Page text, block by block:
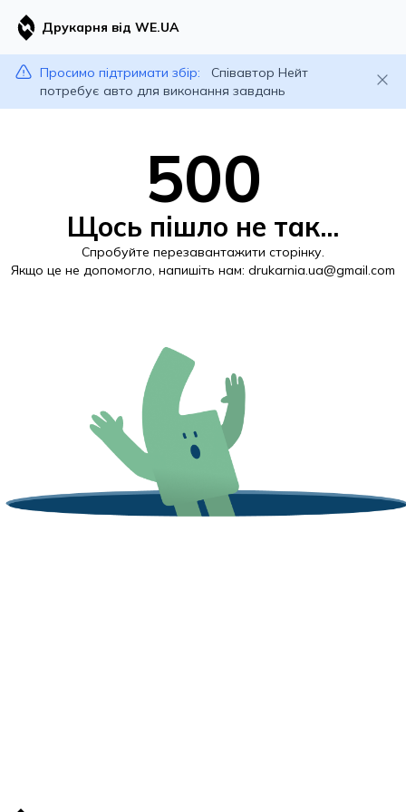
Друкарня від WE.UA
Просимо підтримати збір:
Співавтор Нейт
потребує авто для виконання завдань
500
Щось пішло не так...
Спробуйте перезавантажити сторінку.
Якщо це не допомогло, напишіть нам: drukarnia.ua@gmail.com